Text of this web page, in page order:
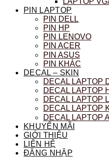
PIN LAPTOP
PIN DELL
PIN HP
PIN LENOVO
PIN ACER
PIN ASUS
PIN KHÁC
DECAL – SKIN
DECAL LAPTOP
DECAL LAPTOP
DECAL LAPTOP
DECAL LAPTOP
DECAL LAPTOP
KHUYẾN MÃI
GIỚI THIỆU
LIÊN HỆ
ĐĂNG NHẬP